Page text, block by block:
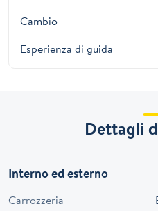
Cambio
Esperienza di guida
Dettagli
Interno ed esterno
Carrozzeria